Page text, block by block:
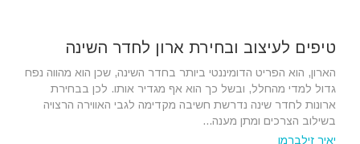
טיפים לעיצוב ובחירת ארון לחדר השינה
הארון, הוא הפריט הדומיננטי ביותר בחדר השינה, שכן הוא מהווה נפח
גדול למדי מהחלל, ובשל כך הוא אף מגדיר אותו. לכן בבחירת
ארונות לחדר שינה נדרשת חשיבה מקדימה לגבי האווירה הרצויה
בשילוב הצרכים ומתן מענה...
יאיר זילברמן